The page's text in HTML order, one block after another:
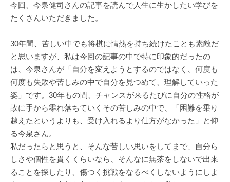
今回、今泉健司さんの記事を読んで人生に生かしたい学びを
たくさんいただきました。
30年間、苦しい中でも将棋に情熱を持ち続けたことも素敵だ
と思いますが、私は今回の記事の中で特に印象的だったの
は、今泉さんが「自分を変えようとするのではなく、何度も
何度も失敗や苦しみの中で自分を見つめて、理解していった
姿」です。30年もの間、チャンスが来るたびに自分の性格が
故に手から零れ落ちていくその苦しみの中で、「困難を乗り
越えたというよりも、受け入れるより仕方がなかった」と仰
る今泉さん。
私だったらと思うと、そんな苦しい思いをしてまで、自分ら
しさや個性を貫くくらいなら、そんなに無茶をしないで出来
ることを探したり、傷つく挑戦をなるべくしないようにしよ